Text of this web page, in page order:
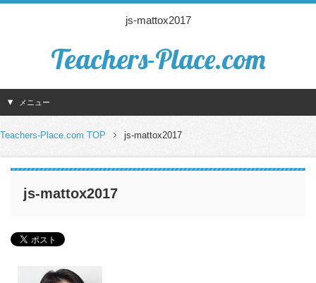
js-mattox2017
Teachers-Place.com
メニュー
Teachers-Place.com TOP js-mattox2017
js-mattox2017